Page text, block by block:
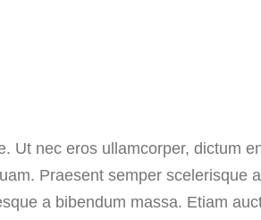
Ut nec eros ullamcorper, dictum
Praesent semper scelerisque
a bibendum massa. Etiam